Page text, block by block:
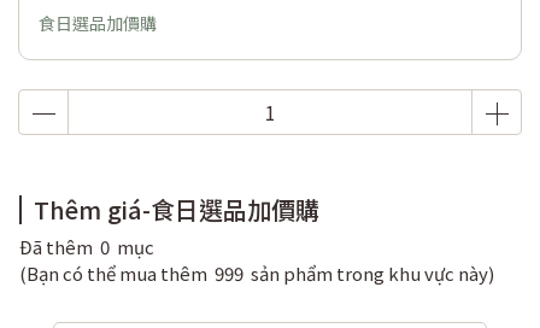
食日選品加價購
Thêm giá-食日選品加價購
Đã thêm 0 mục
(Bạn có thể mua thêm 999 sản phẩm trong khu vực này)